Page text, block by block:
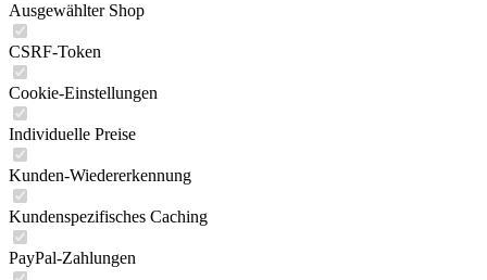
Ausgewählter Shop
CSRF-Token
Cookie-Einstellungen
Individuelle Preise
Kunden-Wiedererkennung
Kundenspezifisches Caching
PayPal-Zahlungen